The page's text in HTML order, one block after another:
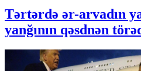
Tərtərdə ər-arvadın
yanğının qəsdnən